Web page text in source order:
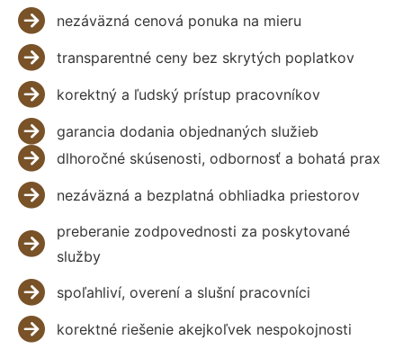
nezáväzná cenová ponuka na mieru
transparentné ceny bez skrytých poplatkov
korektný a ľudský prístup pracovníkov
garancia dodania objednaných služieb
dlhoročné skúsenosti, odbornosť a bohatá prax
nezáväzná a bezplatná obhliadka priestorov
preberanie zodpovednosti za poskytované
služby
spoľahliví, overení a slušní pracovníci
korektné riešenie akejkoľvek nespokojnosti